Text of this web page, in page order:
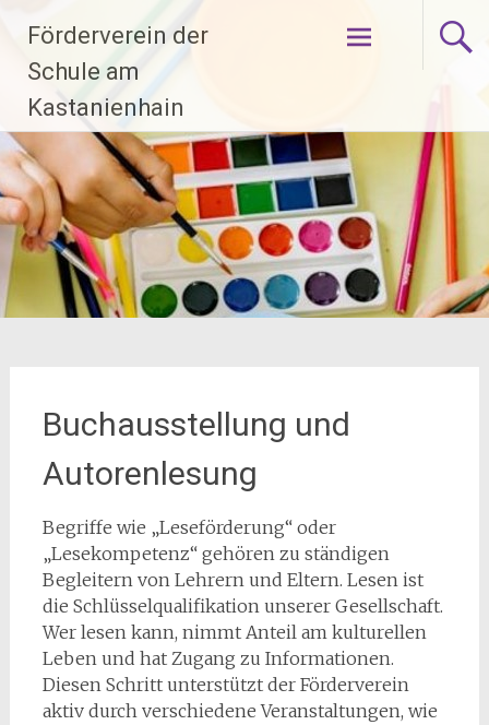
Inhalt
springen
Förderverein der
Schule am
Kastanienhain
Buchausstellung und
Autorenlesung
Begriffe wie „Leseförderung“ oder
„Lesekompetenz“ gehören zu ständigen
Begleitern von Lehrern und Eltern. Lesen ist
die Schlüsselqualifikation unserer Gesellschaft.
Wer lesen kann, nimmt Anteil am kulturellen
Leben und hat Zugang zu Informationen.
Diesen Schritt unterstützt der Förderverein
aktiv durch verschiedene Veranstaltungen, wie